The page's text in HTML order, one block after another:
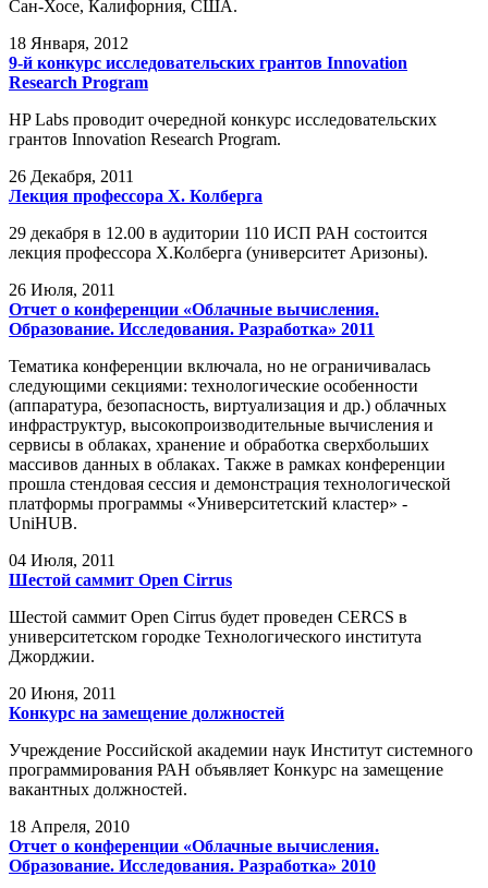
Сан-Хосе, Калифорния, США.
18 Января, 2012
9-й конкурс исследовательских грантов Innovation
Research Program
HP Labs проводит очередной конкурс исследовательских
грантов Innovation Research Program.
26 Декабря, 2011
Лекция профессора Х. Колберга
29 декабря в 12.00 в аудитории 110 ИСП РАН состоится
лекция профессора Х.Колберга (университет Аризоны).
26 Июля, 2011
Отчет о конференции «Облачные вычисления.
Образование. Исследования. Разработка» 2011
Тематика конференции включала, но не ограничивалась
следующими секциями: технологические особенности
(аппаратура, безопасность, виртуализация и др.) облачных
инфраструктур, высокопроизводительные вычисления и
сервисы в облаках, хранение и обработка сверхбольших
массивов данных в облаках. Также в рамках конференции
прошла стендовая сессия и демонстрация технологической
платформы программы «Университетский кластер» -
UniHUB.
04 Июля, 2011
Шестой саммит Open Cirrus
Шестой саммит Open Cirrus будет проведен CERCS в
университетском городке Технологического института
Джорджии.
20 Июня, 2011
Конкурс на замещение должностей
Учреждение Российской академии наук Институт системного
программирования РАН объявляет Конкурс на замещение
вакантных должностей.
18 Апреля, 2010
Отчет о конференции «Облачные вычисления.
Образование. Исследования. Разработка» 2010